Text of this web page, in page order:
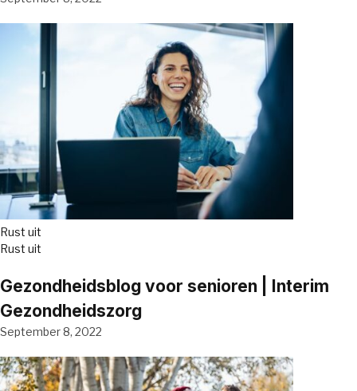
Rust uit
Rust uit
Gezondheidsblog voor senioren | Interim
Gezondheidszorg
September 8, 2022